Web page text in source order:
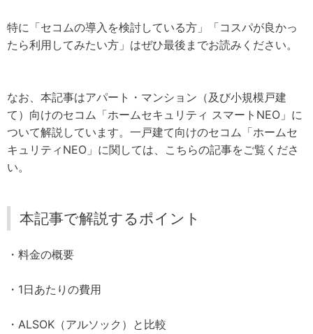
特に「セコムの導入を検討している方」「コスパが良かっ
たら利用してみたい方」はぜひ最後までお読みください。
なお、本記事はアパート・マンション（及び小規模戸建
て）向けのセコム「ホームセキュリティ スマートNEO」に
ついて解説しています。一戸建て向けのセコム「ホームセ
キュリティNEO」に関しては、こちらの記事をご覧くださ
い。
本記事で解説するポイント
・料金の概要
・1日あたりの費用
・ALSOK（アルソック）と比較